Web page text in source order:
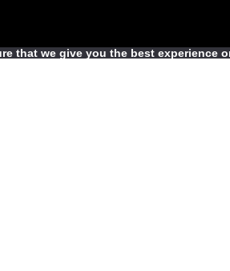
that we give you the best